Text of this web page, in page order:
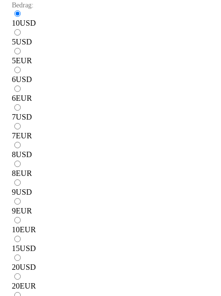
Bedrag:
10USD
5USD
5EUR
6USD
6EUR
7USD
7EUR
8USD
8EUR
9USD
9EUR
10EUR
15USD
20USD
20EUR